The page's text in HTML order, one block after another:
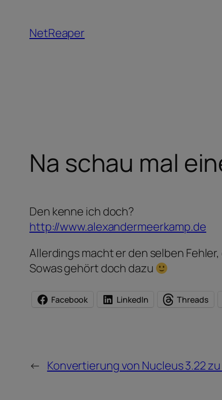
Inhalt
springen
NetReaper
Na schau mal
Den kenne ich doch?
http://www.alexandermeerkamp.de
Allerdings macht er den selben
Sowas gehört doch dazu
Facebook LinkedIn Threads
← Konvertierung von Nucleus 3.22